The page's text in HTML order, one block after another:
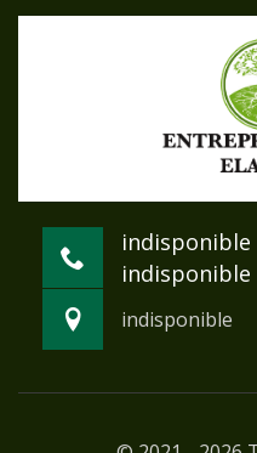
indisponible
indisponible
indisponible